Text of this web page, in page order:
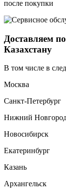
после покупки
Доставляем
Казахстану
В том числе в
Москва
Санкт-Петербург
Нижний
Новосибирск
Екатеринбург
Казань
Архангельск